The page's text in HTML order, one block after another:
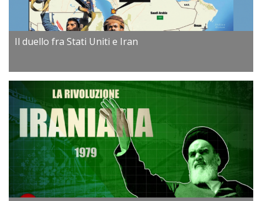
Il duello fra Stati Uniti e Iran